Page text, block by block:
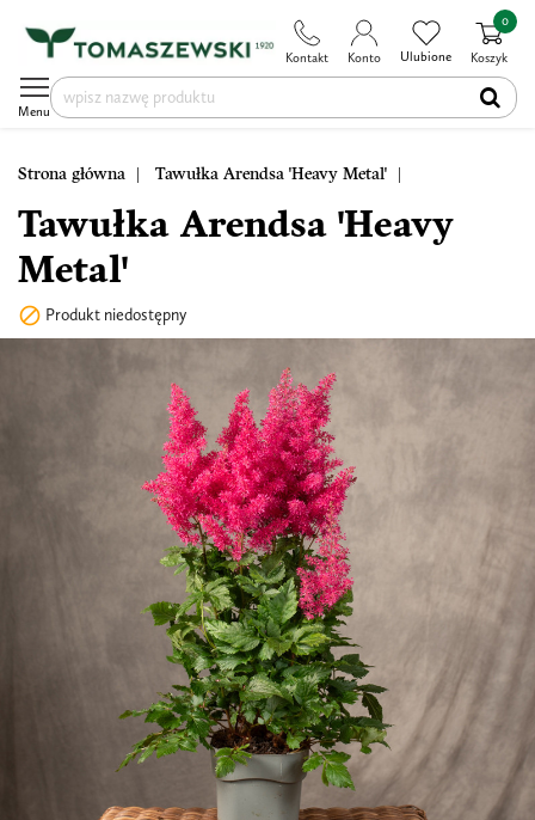
Kontakt Konto Ulubione Koszyk
0
Menu
Strona główna Tawułka Arendsa 'Heavy Metal'
Tawułka Arendsa 'Heavy
Metal'
 Produkt niedostępny